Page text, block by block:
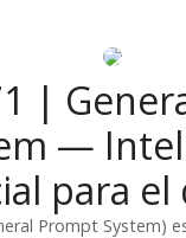
|
—
para el
Prompt System)